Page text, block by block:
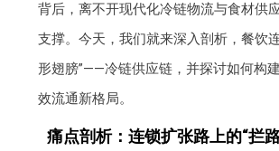
背后，离不开现代化冷链物流与食材供
支撑。今天，我们就来深入剖析，餐饮
形翅膀”——冷链供应链，并探讨如何构
效流通新格局。
痛点剖析：连锁扩张路上的“拦